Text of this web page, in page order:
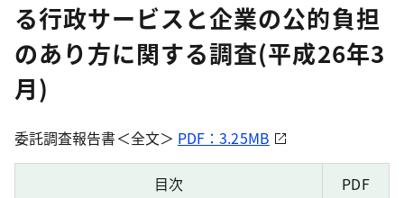
る行政サービスと企業の公的負担
のあり方に関する調査(平成26年3
月)
委託調査報告書＜全文＞ PDF：3.25MB
目次
PDF